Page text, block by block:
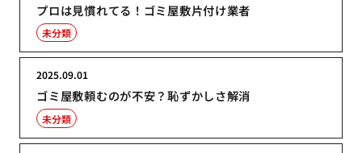
プロは見慣れてる！ゴミ屋敷片付け業者
未分類
ゴミ屋敷頼むのが不安？恥ずかしさ解消
2025.09.01
未分類